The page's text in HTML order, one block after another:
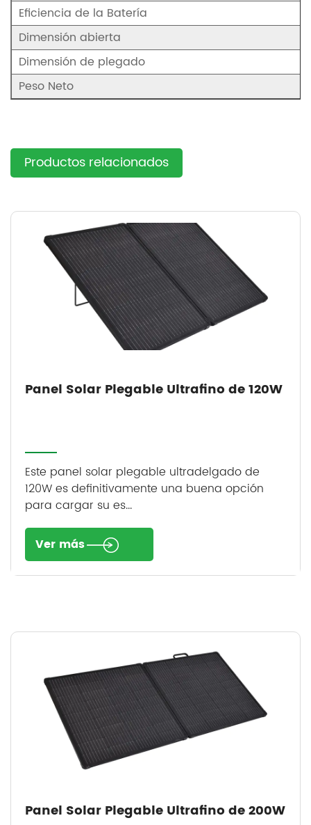
Eficiencia de la Batería
Dimensión abierta
Dimensión de plegado
Peso Neto
Productos relacionados
Panel Solar Plegable Ultrafino de 120W
Este panel solar plegable ultradelgado de
120W es definitivamente una buena opción
para cargar su es...
Ver más
Panel Solar Plegable Ultrafino de 200W